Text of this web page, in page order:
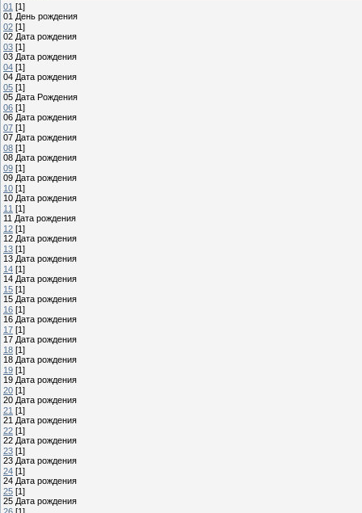
01 [1]
01 День рождения
02 [1]
02 Дата рождения
03 [1]
03 Дата рождения
04 [1]
04 Дата рождения
05 [1]
05 Дата Рождения
06 [1]
06 Дата рождения
07 [1]
07 Дата рождения
08 [1]
08 Дата рождения
09 [1]
09 Дата рождения
10 [1]
10 Дата рождения
11 [1]
11 Дата рождения
12 [1]
12 Дата рождения
13 [1]
13 Дата рождения
14 [1]
14 Дата рождения
15 [1]
15 Дата рождения
16 [1]
16 Дата рождения
17 [1]
17 Дата рождения
18 [1]
18 Дата рождения
19 [1]
19 Дата рождения
20 [1]
20 Дата рождения
21 [1]
21 Дата рождения
22 [1]
22 Дата рождения
23 [1]
23 Дата рождения
24 [1]
24 Дата рождения
25 [1]
25 Дата рождения